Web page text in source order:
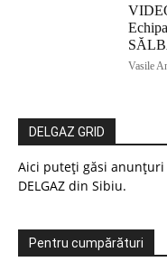
Vasile
DELGAZ GRID
Aici puteți găsi
DELGAZ din Sibiu.
Pentru cumpărături